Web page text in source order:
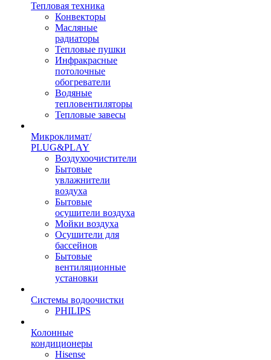
Тепловая техника
Конвекторы
Масляные
радиаторы
Тепловые пушки
Инфракрасные
потолочные
обогреватели
Водяные
тепловентиляторы
Тепловые завесы
Микроклимат/
PLUG&PLAY
Воздухоочистители
Бытовые
увлажнители
воздуха
Бытовые
осушители воздуха
Мойки воздуха
Осушители для
бассейнов
Бытовые
вентиляционные
установки
Системы водоочистки
PHILIPS
Колонные
кондиционеры
Hisense